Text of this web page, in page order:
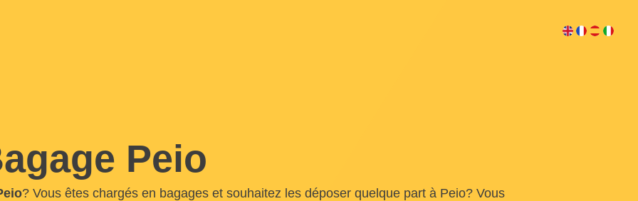
Peio
? Vous êtes chargés en bagages et souhaitez les déposer quelque part à Peio? Vous